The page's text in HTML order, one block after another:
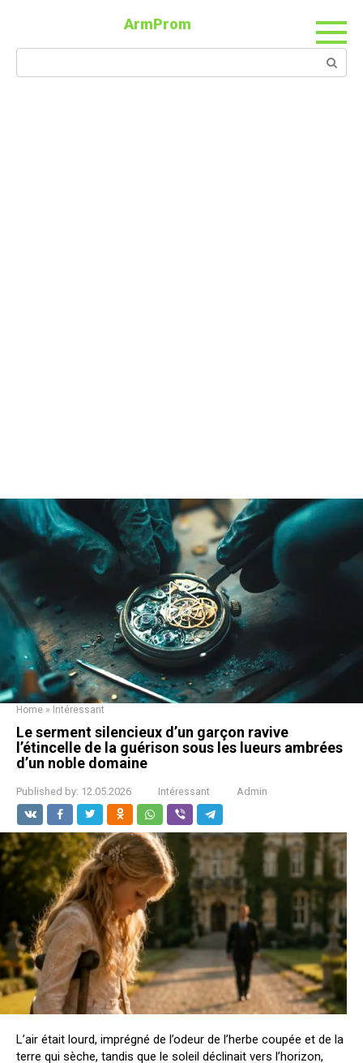
ArmProm
Home » Intéressant
Le serment silencieux d’un garçon ravive
l’étincelle de la guérison sous les lueurs ambrées
d’un noble domaine
Published by: 12.05.2026 Intéressant Admin
L’air était lourd, imprégné de l’odeur de l’herbe coupée et de la
terre qui sèche, tandis que le soleil déclinait vers l’horizon,